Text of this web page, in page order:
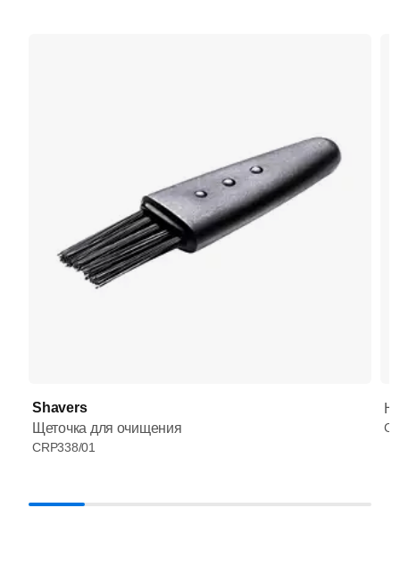
Shavers
Щеточка для очищения
CRP338/01